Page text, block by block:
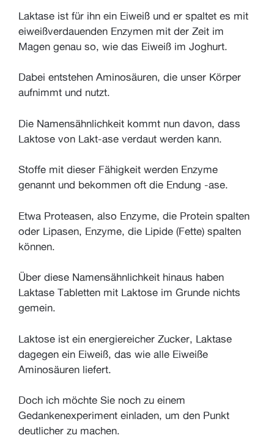
Laktase ist für ihn ein Eiweiß und er spaltet es mit
eiweißverdauenden Enzymen mit der Zeit im
Magen genau so, wie das Eiweiß im Joghurt.
Dabei entstehen Aminosäuren, die unser Körper
aufnimmt und nutzt.
Die Namensähnlichkeit kommt nun davon, dass
Laktose von Lakt-ase verdaut werden kann.
Stoffe mit dieser Fähigkeit werden Enzyme
genannt und bekommen oft die Endung -ase.
Etwa Proteasen, also Enzyme, die Protein spalten
oder Lipasen, Enzyme, die Lipide (Fette) spalten
können.
Über diese Namensähnlichkeit hinaus haben
Laktase Tabletten mit Laktose im Grunde nichts
gemein.
Laktose ist ein energiereicher Zucker, Laktase
dagegen ein Eiweiß, das wie alle Eiweiße
Aminosäuren liefert.
Doch ich möchte Sie noch zu einem
Gedankenexperiment einladen, um den Punkt
deutlicher zu machen.